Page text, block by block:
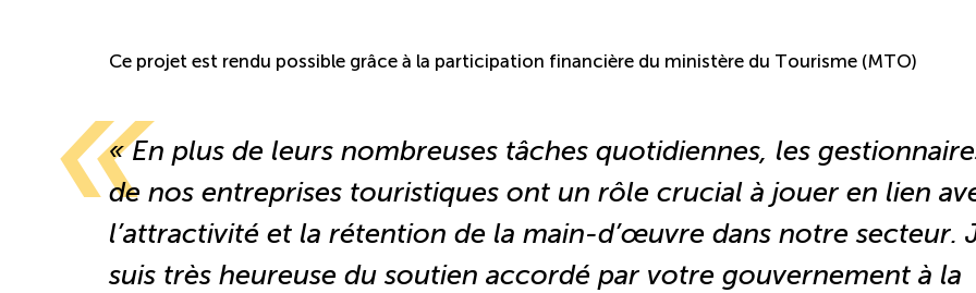
Ce projet est rendu possible grâce à la participation financière du ministère du Tourisme (MTO)
« En plus de leurs nombreuses tâches quotidiennes, les
de nos entreprises touristiques ont un rôle crucial à jouer en lien
l’attractivité et la rétention de la main-d’œuvre dans notre secteur.
suis très heureuse du soutien accordé par votre gouvernement à la